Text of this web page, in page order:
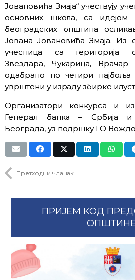
Јовановића Змаја“ учествују
основних школа, са
београдских општина
Јована Јовановића Змаја. Из
учесница са територија
Звездара, Чукарица,
одабрано по четири
уврштени у израду збирке
Организатори конкурса и
Генерал банка – Србија и
Београда, уз подршку ГО
Претходни чланак
ПРИЈЕМ КОД
ОПШТИНЕ